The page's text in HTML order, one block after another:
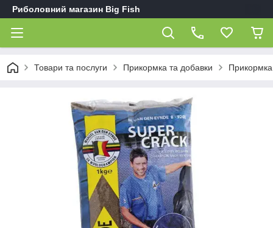
Риболовний магазин Big Fish
Товари та послуги Прикормка та добавки